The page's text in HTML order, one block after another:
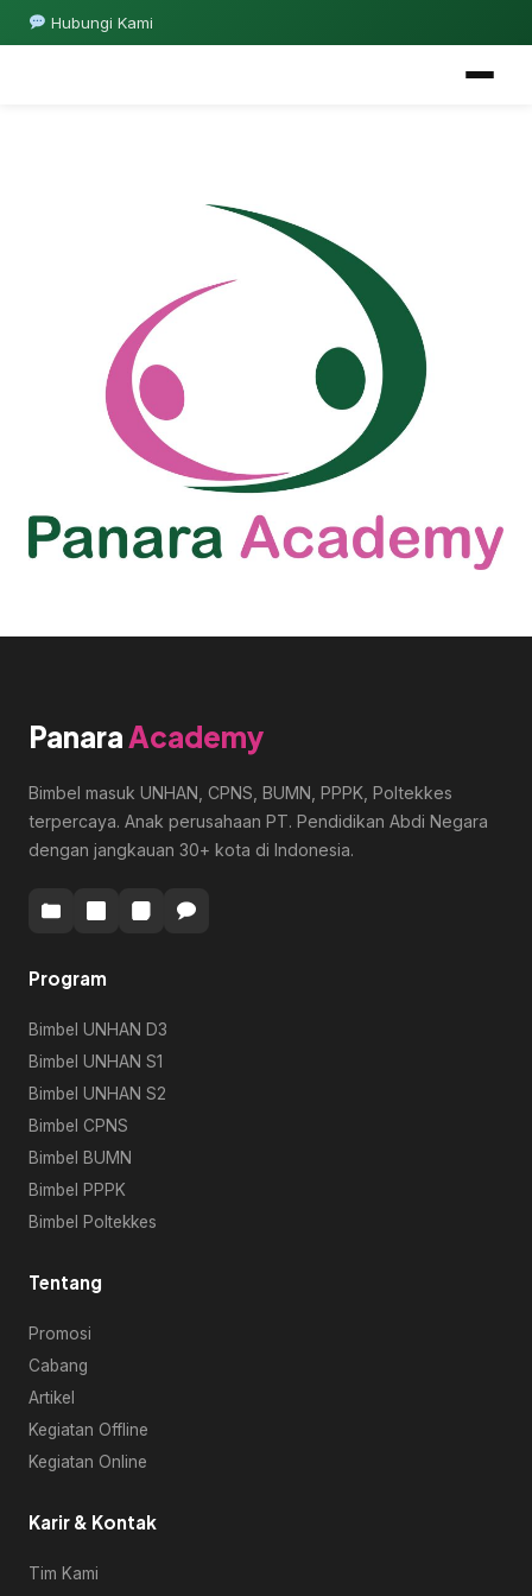
Hubungi Kami
Panara Academy
Bimbel masuk UNHAN, CPNS, BUMN, PPPK, Poltekkes
terpercaya. Anak perusahaan PT. Pendidikan Abdi Negara
dengan jangkauan 30+ kota di Indonesia.
Program
Bimbel UNHAN D3
Bimbel UNHAN S1
Bimbel UNHAN S2
Bimbel CPNS
Bimbel BUMN
Bimbel PPPK
Bimbel Poltekkes
Tentang
Promosi
Cabang
Artikel
Kegiatan Offline
Kegiatan Online
Karir & Kontak
Tim Kami